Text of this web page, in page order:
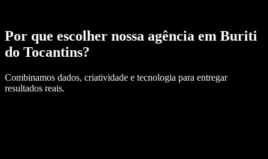
Por que escolher nossa agência em Buriti
do Tocantins?
Combinamos dados, criatividade e tecnologia para entregar
resultados reais.